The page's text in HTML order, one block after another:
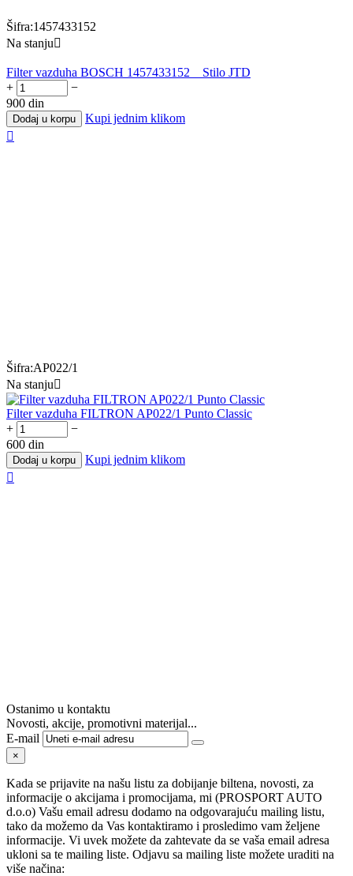
Šifra:1457433152
Na stanju
Filter vazduha BOSCH 1457433152 _ Stilo JTD
+
−
900 din
Dodaj u korpu
Kupi jednim klikom

Šifra:AP022/1
Na stanju
Filter vazduha FILTRON AP022/1 Punto Classic
+
−
600 din
Dodaj u korpu
Kupi jednim klikom

Ostanimo u kontaktu
Novosti, akcije, promotivni materijal...
E-mail
×
Kada se prijavite na našu listu za dobijanje biltena, novosti, za
informacije o akcijama i promocijama, mi (PROSPORT AUTO
d.o.o) Vašu email adresu dodamo na odgovarajuću mailing listu,
tako da možemo da Vas kontaktiramo i prosledimo vam željene
informacije. Vi uvek možete da zahtevate da se vaša email adresa
ukloni sa te mailing liste. Odjavu sa mailing liste možete uraditi na
više načina: